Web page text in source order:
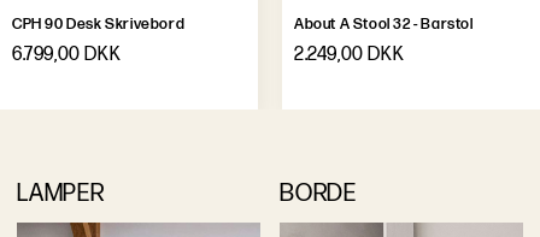
CPH 90 Desk Skrivebord
6.799,00 DKK
About A Stool 32 - Barstol
2.249,00 DKK
LAMPER BORDE